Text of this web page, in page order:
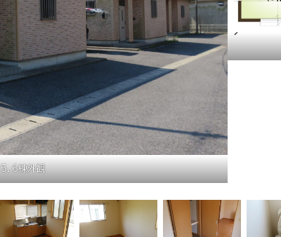
5．6棟外観
配置図